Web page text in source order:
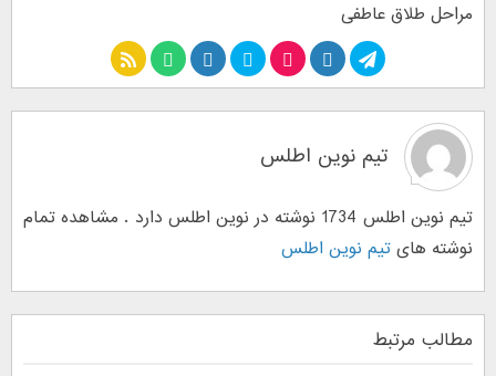
مراحل طلاق عاطفی
تیم نوین اطلس
تیم نوین اطلس 1734 نوشته در نوین اطلس دارد . مشاهده تمام
نوشته های تیم نوین اطلس
مطالب مرتبط